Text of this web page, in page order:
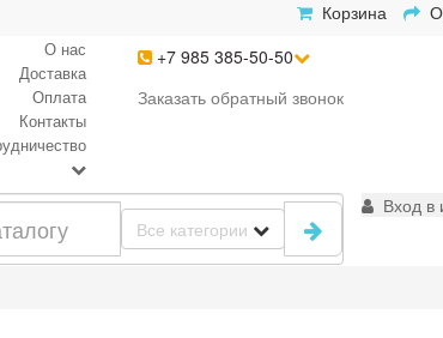
Корзина
О нас
Доставка
Оплата
Контакты
+7 985 385-50-50
Заказать обратный звонок
Все категории
Вход в